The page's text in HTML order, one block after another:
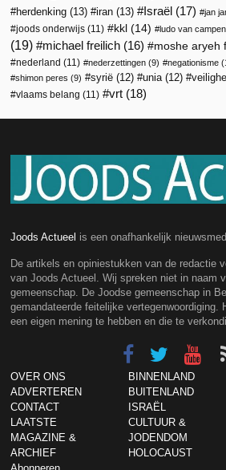
herdenking (13) iran (13) Israël (17) jan
joods onderwijs (11) kkl (14) ludo van
(19)
michael freilich (16) moshe aryeh
nederland (11) nederzettingen (9) negationisme
shimon peres (9) syrië (12) unia(12)
vlaams belang (11) vrt (18)
Joods Actueel is een onafhankelijk
De artikels en opiniestukken van de redactie
van Joods Actueel. Wij spreken niet in naam
gemeenschap. De Joodse gemeenschap in
gemandateerde feitelijke vertegenwoordiging.
een eigen mening te hebben en die te
OVER ONS
ADVERTEREN
CONTACT
LAATSTE
MAGAZINE &
ARCHIEF
BINNENLAND
BUITENLAND
ISRAËL
CULTUUR &
JODENDOM
HOLOCAUST